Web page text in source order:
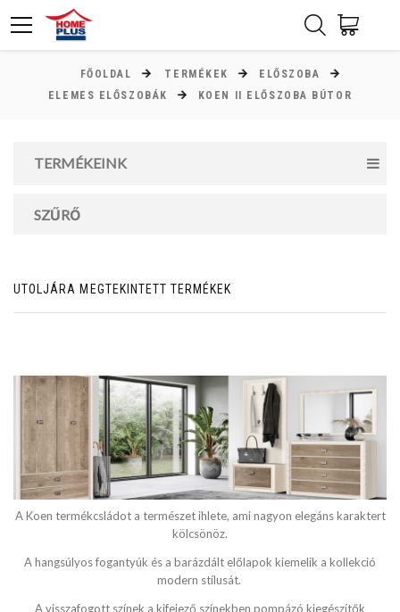
FŐOLDAL TERMÉKEK
ELŐSZOBA
ELEMES ELŐSZOBÁK
KOEN II ELŐSZOBA BÚTOR
TERMÉKEINK
SZŰRŐ
Ft
MAGASSÁG
cm
SZÉLESSÉG
cm
cm
UTOLJÁRA MEGTEKINTETT TERMÉKEK
A Koen termékcsládot a természet ihlete, ami nagyon elegáns karaktert
kölcsönöz.
A hangsúlyos fogantyúk és a barázdált előlapok kiemelik a kollekció
modern stílusát.
A visszafogott színek a kifejező színekben pompázó kiegészítők